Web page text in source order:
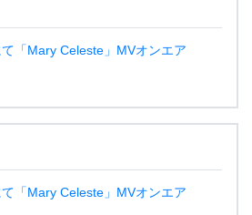
「Mary Celeste」MVオンエア
「Mary Celeste」MVオンエア